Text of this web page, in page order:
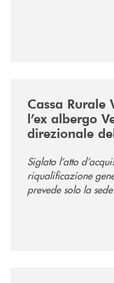
Cassa Rurale
l’ex albergo
direzionale
Siglato l’atto
riqualificazione
prevede solo la